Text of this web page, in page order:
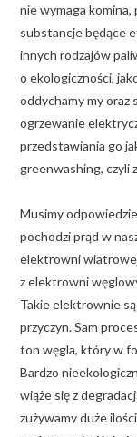
nie wymaga
substancje będące
innych rodzajów
o ekologiczności,
oddychamy my
ogrzewanie
przedstawiania go
greenwashing, czyli
Musimy
pochodzi prąd w
elektrowni
z elektrowni
Takie elektrownie
przyczyn. Sam
ton węgla, który w
Bardzo
wiąże się z
zużywamy duże